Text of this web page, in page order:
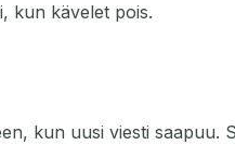
kun kävelet pois.
kun uusi viesti saapuu.